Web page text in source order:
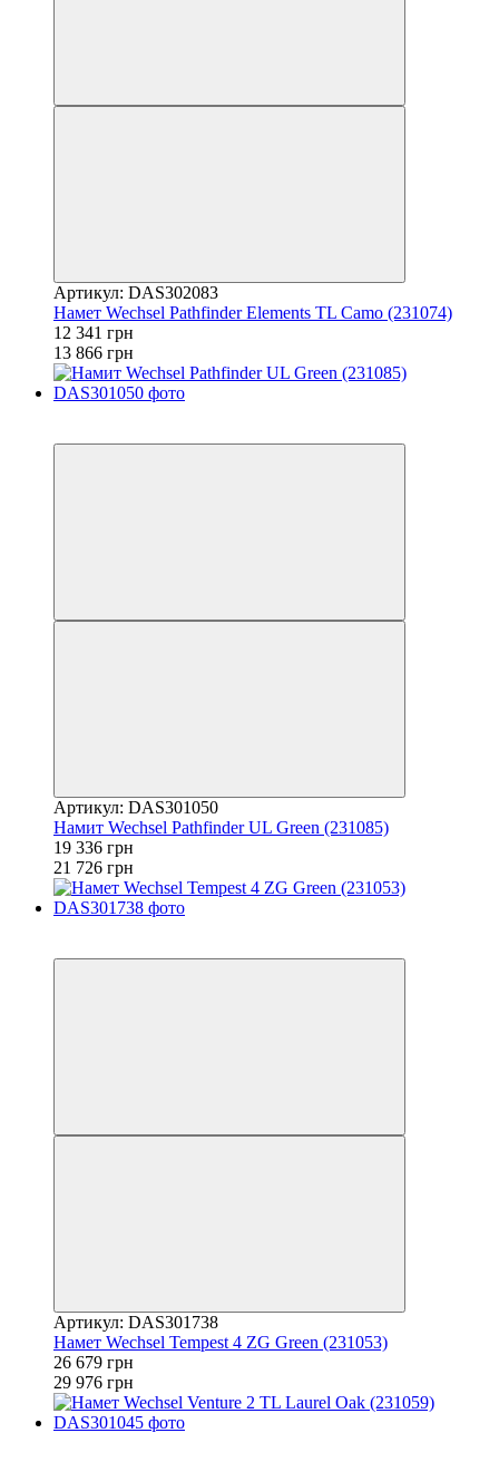
Артикул: DAS302083
Намет Wechsel Pathfinder Elements TL Camo (231074)
12 341 грн
13 866 грн
Артикул: DAS301050
Намит Wechsel Pathfinder UL Green (231085)
19 336 грн
21 726 грн
Артикул: DAS301738
Намет Wechsel Tempest 4 ZG Green (231053)
26 679 грн
29 976 грн